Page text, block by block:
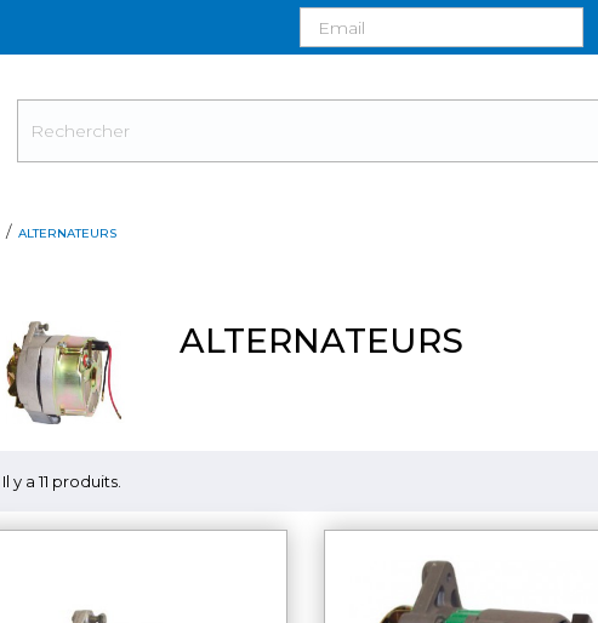
ALTERNATEURS
ALTERNATEURS
Il y a 11 produits.